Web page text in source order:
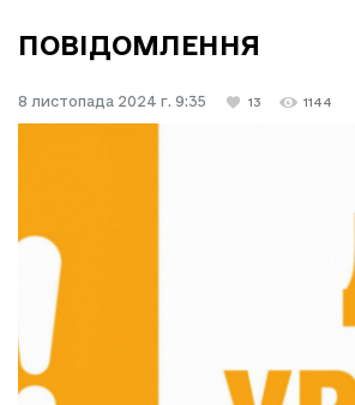
ПОВІДОМЛЕННЯ
8 листопада 2024 г. 9:35 13 1144